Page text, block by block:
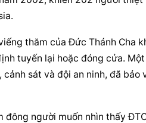
thăm của Đức Thánh Cha
tuyến lại hoặc đóng cửa.
sát và đội an ninh, đã
đông người muốn nhìn thấy